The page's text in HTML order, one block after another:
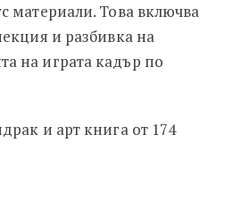
материали. Това включва
и разбивка на
на играта кадър по
и арт книга от 174